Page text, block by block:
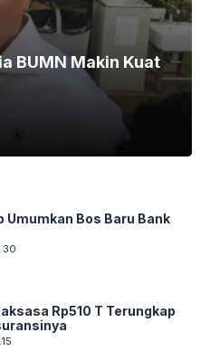
BUMN Makin Kuat
Umumkan Bos Baru Bank
Rp510 T Terungkap